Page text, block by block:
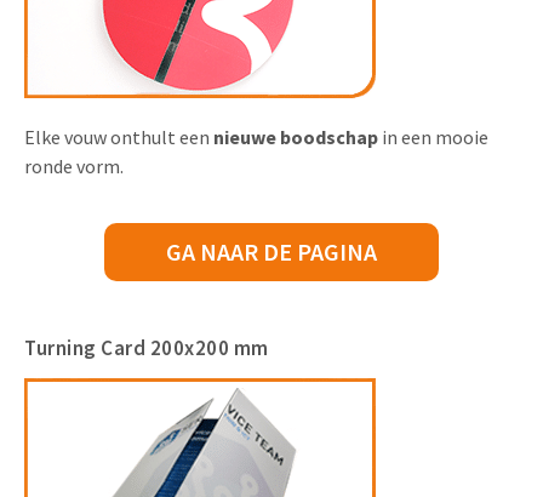
Elke vouw onthult een nieuwe boodschap in een mooie
ronde vorm.
GA NAAR DE PAGINA
Turning Card 200x200 mm